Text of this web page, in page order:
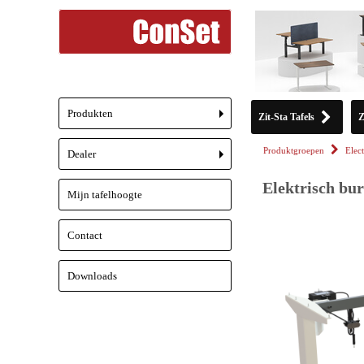
Zit-Sta Tafels
Produktgroepen
Elektrisch
+
Produkten
+
Dealer
Mijn tafelhoogte
Contact
Downloads